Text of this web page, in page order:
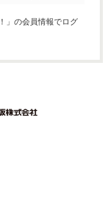
」の会員情報でログ